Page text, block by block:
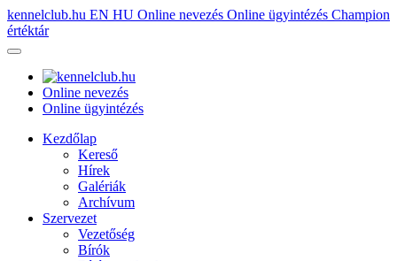
kennelclub.hu EN HU Online nevezés Online ügyintézés Champion
értéktár
Online nevezés
Online ügyintézés
Kezdőlap
Kereső
Hírek
Galériák
Archívum
Szervezet
Vezetőség
Bírók